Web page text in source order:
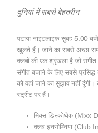
दुनियां में सबसे बेहतरीन
पटाया नाइटलाइफ़ सुबह 5:00
खुलते हैं। जाने का सबसे अच्छा
क्लबों की एक श्रृंखला है जो
संगीत बजाने के लिए सबसे
को वहां जाने का सुझाव नहीं
स्ट्रीट पर हैं।
मिक्स डिस्कोथेक (Mixx
क्लब इनसोम्निया (Club